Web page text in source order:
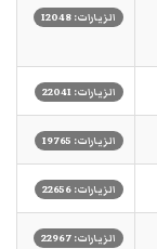
الزيارات: 12048
الزيارات: 22041
الزيارات: 19765
الزيارات: 22656
الزيارات: 22967